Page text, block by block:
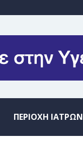
ΠΕΡΙΟΧΗ ΙΑΤΡΩΝ